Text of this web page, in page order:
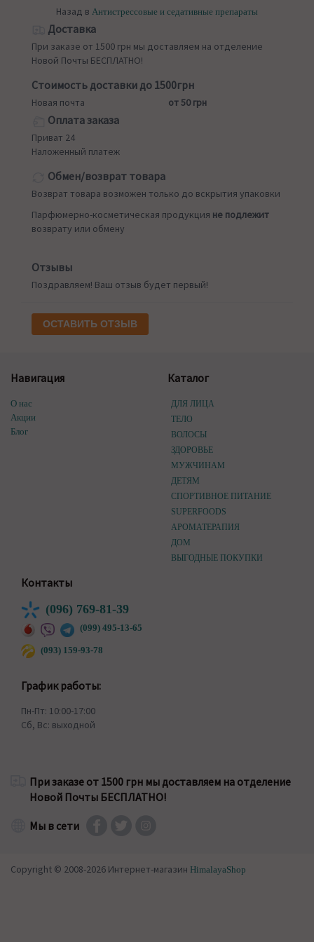
Назад в Антистрессовые и седативные препараты
Доставка
При заказе от 1500 грн мы доставляем на отделение
Новой Почты БЕСПЛАТНО!
Стоимость доставки до 1500грн
Новая почта от 50 грн
Оплата заказа
Приват 24
Наложенный платеж
Обмен/возврат товара
Возврат товара возможен только до вскрытия упаковки
Парфюмерно-косметическая продукция не подлежит
возврату или обмену
Отзывы
Поздравляем! Ваш отзыв будет первый!
ОСТАВИТЬ ОТЗЫВ
Навигация
О нас
Акции
Блог
Каталог
ДЛЯ ЛИЦА
ТЕЛО
ВОЛОСЫ
ЗДОРОВЬЕ
МУЖЧИНАМ
ДЕТЯМ
СПОРТИВНОЕ ПИТАНИЕ
SUPERFOODS
АРОМАТЕРАПИЯ
ДОМ
ВЫГОДНЫЕ ПОКУПКИ
Контакты
(096) 769-81-39
(099) 495-13-65
(093) 159-93-78
График работы:
Пн-Пт: 10:00-17:00
Сб, Вс: выходной
При заказе от 1500 грн мы доставляем на отделение
Новой Почты БЕСПЛАТНО!
Мы в сети
Copyright © 2008-2026 Интернет-магазин HimalayaShop